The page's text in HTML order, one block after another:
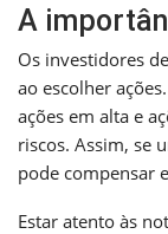
A
Os investidores
ao escolher
ações em alta e
riscos. Assim, se
pode compensar
Estar atento às